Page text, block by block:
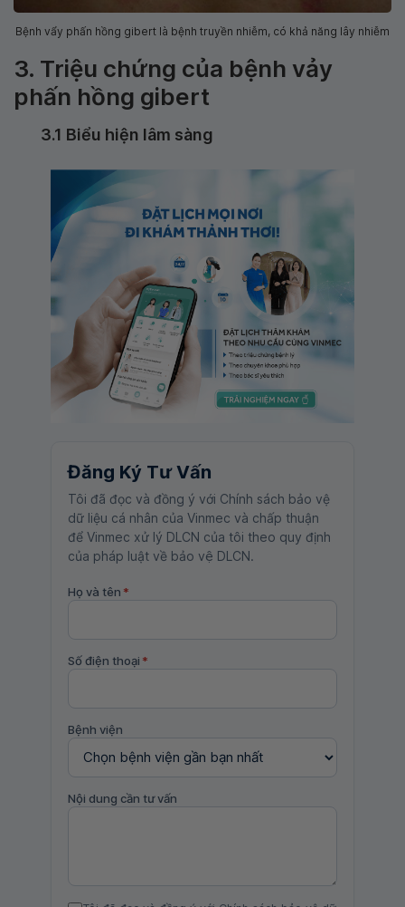
Bệnh vẩy phấn hồng gibert là bệnh truyền nhiễm, có khả năng lây nhiễm
3. Triệu chứng của bệnh vảy
phấn hồng gibert
3.1 Biểu hiện lâm sàng
Đăng Ký Tư Vấn
Tôi đã đọc và đồng ý với Chính sách bảo vệ
dữ liệu cá nhân của Vinmec và chấp thuận
để Vinmec xử lý DLCN của tôi theo quy định
của pháp luật về bảo vệ DLCN.
Họ và tên *
Số điện thoại *
Bệnh viện
Nội dung cần tư vấn